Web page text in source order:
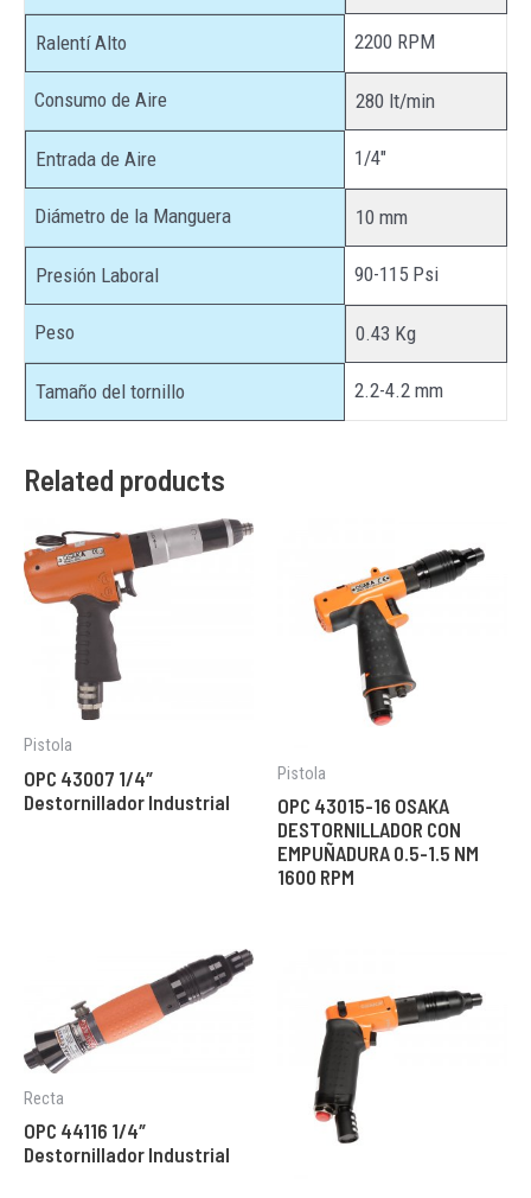
Ralentí Alto 2200 RPM
Consumo de Aire 280 lt/min
Entrada de Aire 1/4″
Diámetro de la Manguera 10 mm
Presión Laboral 90-115 Psi
Peso 0.43 Kg
Tamaño del tornillo 2.2-4.2 mm
Related products
Pistola
OPC 43007 1/4″
Destornillador Industrial
Pistola
OPC 43015-16 OSAKA
DESTORNILLADOR CON
EMPUÑADURA 0.5-1.5 NM
1600 RPM
Recta
OPC 44116 1/4″
Destornillador Industrial